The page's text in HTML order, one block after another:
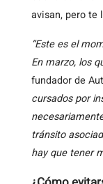
avisan, pero te
“Este es el
En marzo, los
fundador de
cursados por
tránsito
hay que tener